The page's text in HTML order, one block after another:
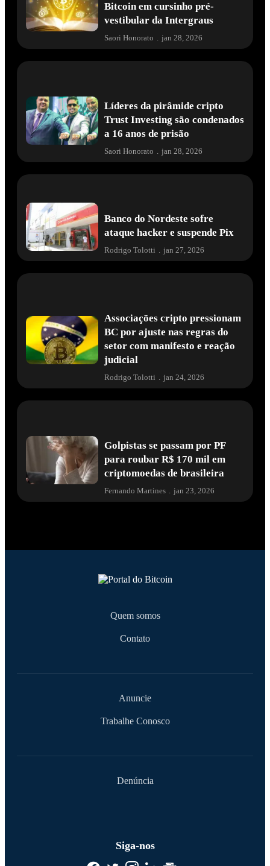
Bitcoin em cursinho pré-
vestibular da Intergraus
Saori Honorato . jan 28, 2026
Líderes da pirâmide cripto
Trust Investing são condenados
a 16 anos de prisão
Saori Honorato jan 28, 2026
Banco do Nordeste sofre
ataque hacker e suspende Pix
Rodrigo Tolotti . jan 27, 2026
Associações cripto pressionam
BC por ajuste nas regras do
setor com manifesto e reação
judicial
Rodrigo Tolotti . jan 24, 2026
Golpistas se passam por PF
para roubar R$ 170 mil em
criptomoedas de brasileira
Fernando Martines jan 23, 2026
Quem somos
Contato
Anuncie
Trabalhe Conosco
Denúncia
Siga-nos